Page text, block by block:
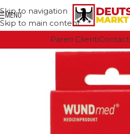
Skip to navigation
Skip to main content
MENU
Pareri ClientiContact